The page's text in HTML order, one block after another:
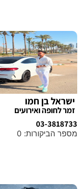
ישראל בן חמו
זמר לחופה ואירועים
03-3818733
מספר הביקורות: 0